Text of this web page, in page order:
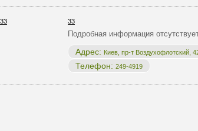
33
Подробная информация
Адрес: Киев, пр-т Воздухофлотский,
Телефон: 249-4919